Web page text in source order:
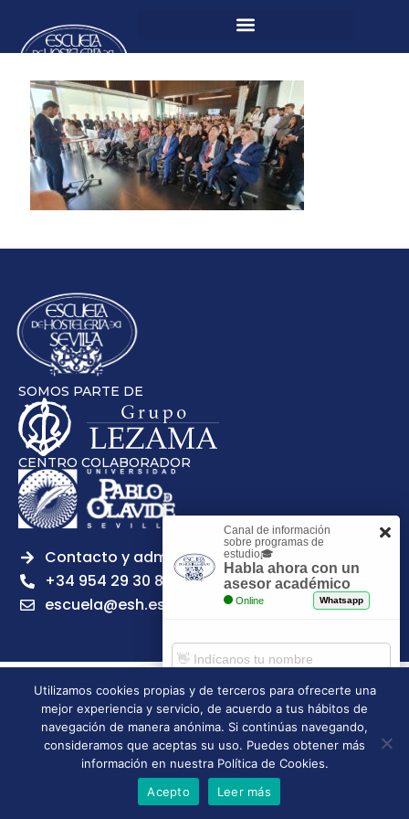
SOMOS PARTE DE
CENTRO COLABORADOR
Contacto y admisiones
+34 954 29 30 81
escuela@esh.es
Legal notice Privacy Policy
Cookies Policy
Escuela Superior de Hostelería de Sevilla | 2026 | Todos los
derechos reservados
Utilizamos cookies propias y de terceros para ofrecerte una
mejor experiencia y servicio, de acuerdo a tus hábitos de
navegación de manera anónima. Si continúas navegando,
consideramos que aceptas su uso. Puedes obtener más
información en nuestra Política de Cookies.
Acepto
Leer más
Canal de información
sobre programas de
estudio🎓
Habla ahora con un
asesor académico
Online Whatsapp
Comenzar chat